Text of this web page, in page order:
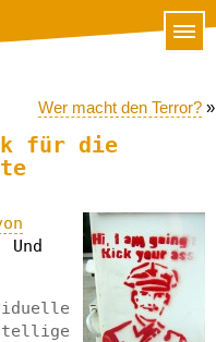
Wer macht den Terror? »
für die
Und